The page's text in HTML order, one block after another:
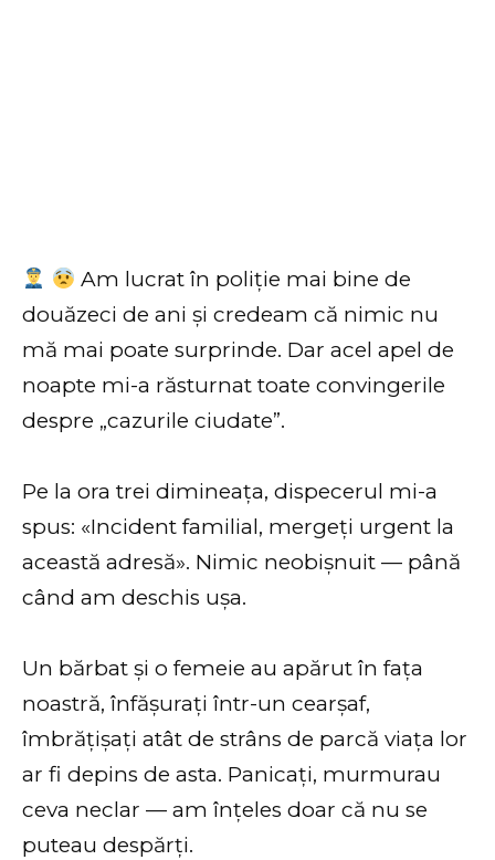
Am lucrat în poliție mai bine de
douăzeci de ani și credeam că nimic nu
mă mai poate surprinde. Dar acel apel de
noapte mi-a răsturnat toate convingerile
despre „cazurile ciudate”.
Pe la ora trei dimineața, dispecerul mi-a
spus: «Incident familial, mergeți urgent la
această adresă». Nimic neobișnuit — până
când am deschis ușa.
Un bărbat și o femeie au apărut în fața
noastră, înfășurați într-un cearșaf,
îmbrățișați atât de strâns de parcă viața lor
ar fi depins de asta. Panicați, murmurau
ceva neclar — am înțeles doar că nu se
puteau despărți.